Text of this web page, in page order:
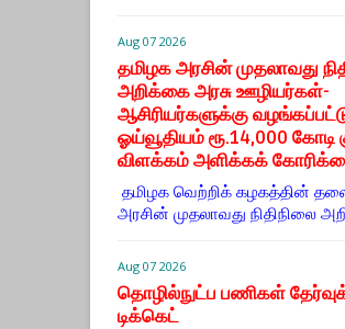
Aug 07 2026
தமிழக அரசின் முதலாவது
அறிக்கை அரசு ஊழியர்கள்-
ஆசிரியர்களுக்கு
ஓய்வூதியம் ரூ.14,000 கோடி
விளக்கம் அளிக்கக்
தமிழக வெற்றிக் கழகத்தின்
அரசின் முதலாவது நிதிநிலை
Aug 07 2026
தொழில்நுட்ப பணிகள்
டிக்கெட்